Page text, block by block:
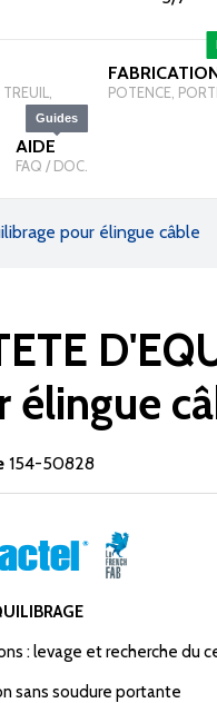
POTENCE,
AIDE
Guides
FAQ / DOC.
pour élingue câble
élingue
154-50828
: levage et recherche du
sans soudure portante